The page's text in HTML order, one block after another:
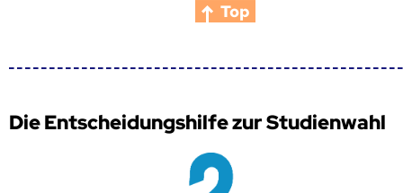
Top
Die Entscheidungshilfe zur Studienwahl